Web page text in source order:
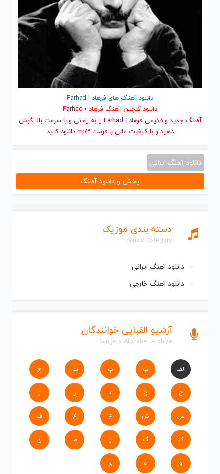
دسته بندی موزیک
Music Category
دانلود آهنگ ایرانی
دانلود آهنگ خارجی
آرشیو الفبایی خوانندگان
Singers Alphabet Archive
الف ب پ ت ج
ح خ د ر ز
س ش ع غ ف
ک گ ل م ن
و ه ی
دانلود آهنگ های فرهاد | Farhad
دانلود گلچین آهنگ فرهاد • Farhad
آهنگ جدید
و قدیمی فرهاد | Farhad را به راحتی و با سرعت بالا گوش
دهید و با کیفیت عالی با فرمت mp3 دانلود کنید
دانلود آهنگ ایرانی
پخش و دانلود آهنگ